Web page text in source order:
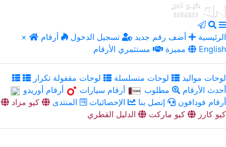
× الرئيسية أضف رقم جديد تسجيل الدخول
أرقام
مميزة
مستثمري الأرقام English
لوحات مواليد لوحات متسلسلة
لوحات مقفولة تكرار
أحدث الأرقام
مطلوب أرقام سيارات
أرقام أوريدو
أرقام فودافون
إتصل بنا الإحصائيات المنتدى
كيو مزاد
كيو كارز
كيو ماركت الدليل القطري